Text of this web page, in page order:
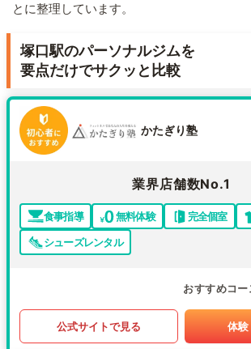
とに整理しています。
塚口駅のパーソナルジムを
要点だけでサクッと比較
かたぎり塾
業界店舗数No.1
食事指導 無料体験 完全個室
シューズレンタル
おすすめコー
公式サイトで見る 体験